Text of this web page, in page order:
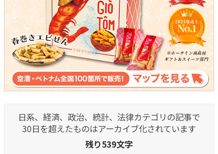
日系、経済、政治、統計、法律カテゴリの記事で
30日を超えたものはアーカイブ化されています
残り539文字